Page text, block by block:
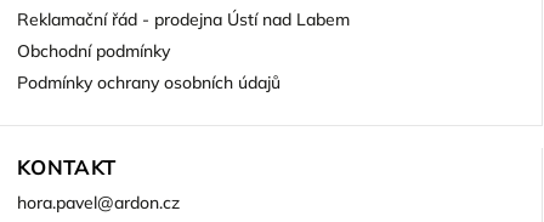
Reklamační řád - prodejna Ústí nad Labem
Obchodní podmínky
Podmínky ochrany osobních údajů
KONTAKT
hora.pavel@ardon.cz